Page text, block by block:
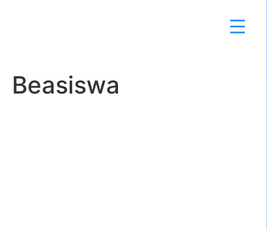
Beasiswa